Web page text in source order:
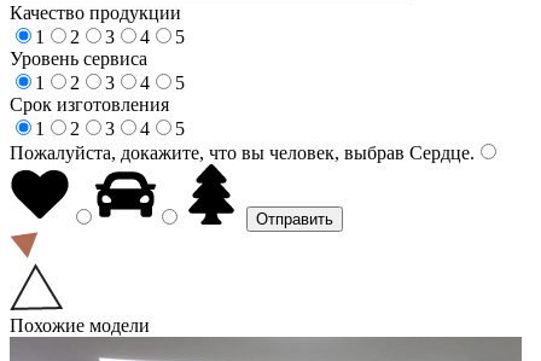
Качество продукции
1
2 3 4
5
Уровень сервиса
1
2 3 4
5
Срок изготовления
1
2 3 4
5
Пожалуйста, докажите, что вы человек, выбрав Сердце.
Похожие модели